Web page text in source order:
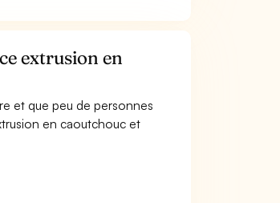
extrusion en
et que peu de personnes
en caoutchouc et